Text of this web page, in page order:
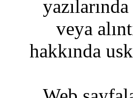
veya
hakkında